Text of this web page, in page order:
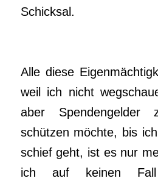
Schicksal.
Alle diese
weil ich nicht
aber Spendengelder
schützen möchte, bis
schief geht, ist es nur
ich auf keinen